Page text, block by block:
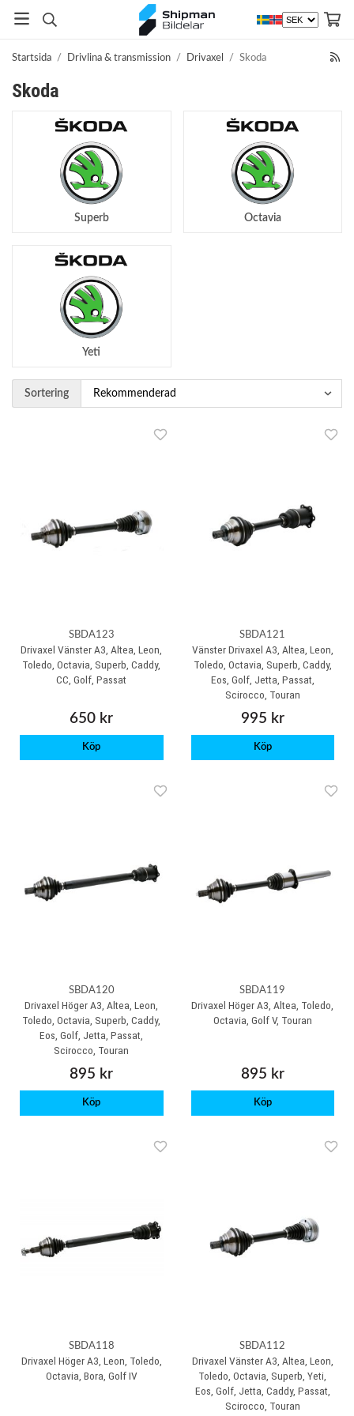
Startsida / Drivlina & transmission / Drivaxel / Skoda
Skoda
Superb Octavia
Yeti
Sortering
SBDA123
Drivaxel Vänster A3, Altea, Leon,
Toledo, Octavia, Superb, Caddy,
CC, Golf, Passat
650 kr
Köp
SBDA121
Vänster Drivaxel A3, Altea, Leon,
Toledo, Octavia, Superb, Caddy,
Eos, Golf, Jetta, Passat,
Scirocco, Touran
995 kr
Köp
SBDA120
Drivaxel Höger A3, Altea, Leon,
Toledo, Octavia, Superb, Caddy,
Eos, Golf, Jetta, Passat,
Scirocco, Touran
895 kr
Köp
SBDA119
Drivaxel Höger A3, Altea, Toledo,
Octavia, Golf V, Touran
895 kr
Köp
SBDA118
Drivaxel Höger A3, Leon, Toledo,
Octavia, Bora, Golf IV
SBDA112
Drivaxel Vänster A3, Altea, Leon,
Toledo, Octavia, Superb, Yeti,
Eos, Golf, Jetta, Caddy, Passat,
Scirocco, Touran